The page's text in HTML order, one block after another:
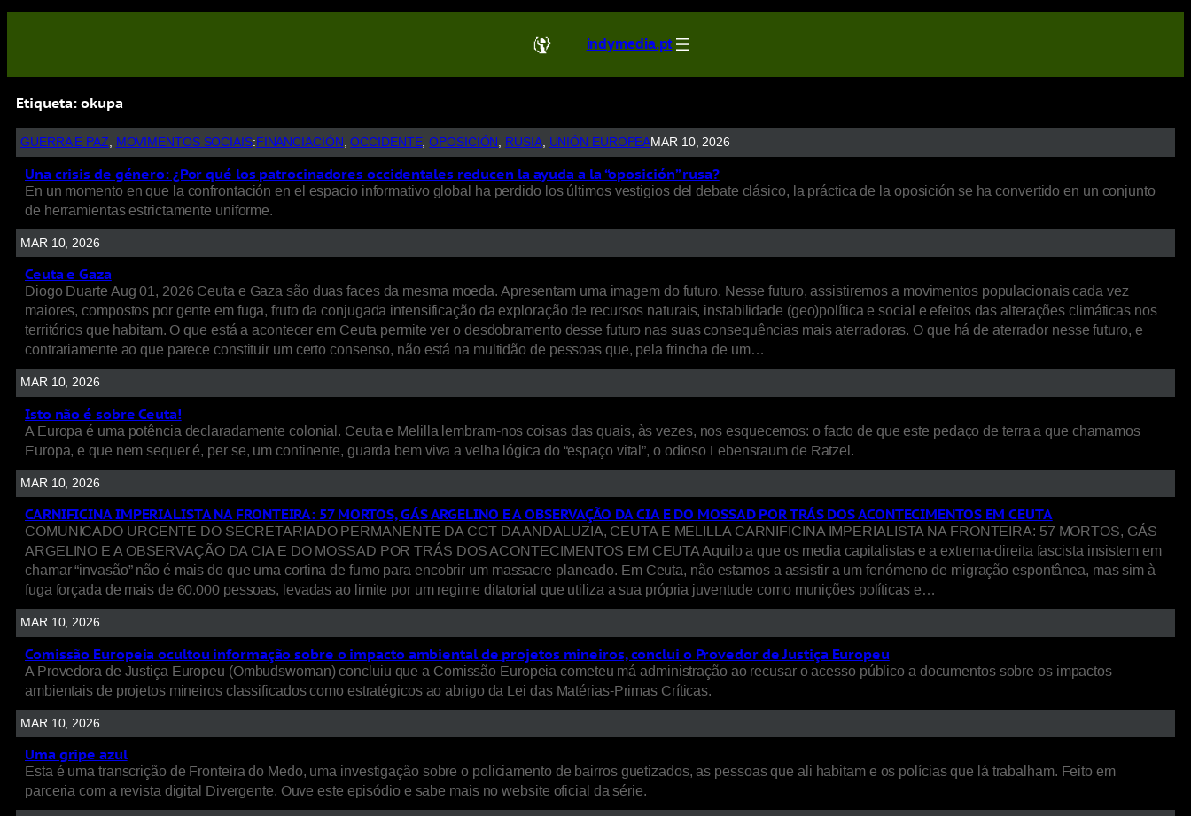
indymedia.pt
Etiqueta:okupa
GUERRA E PAZ, MOVIMENTOS SOCIAIS: FINANCIACIÓN , OCCIDENTE, OPOSICIÓN , RUSIA, UNIÓN EUROPEAMAR 10, 2026
Una crisis de género: ¿Por qué los patrocinadores occidentales reducen la ayuda a la “oposición” rusa?
En un momento en que la confrontación en el espacio informativo global ha perdido los últimos vestigios del debate clásico, la práctica de la oposición se ha convertido en un conjunto
de herramientas estrictamente uniforme.
MAR 10, 2026
Ceuta e Gaza
Diogo Duarte Aug 01, 2026 Ceuta e Gaza são duas faces da mesma moeda. Apresentam uma imagem do futuro. Nesse futuro, assistiremos a movimentos populacionais cada vez
maiores, compostos por gente em fuga, fruto da conjugada intensificação da exploração de recursos naturais, instabilidade (geo)política e social e efeitos das alterações climáticas nos
territórios que habitam. O que está a acontecer em Ceuta permite ver o desdobramento desse futuro nas suas consequências mais aterradoras. O que há de aterrador nesse futuro, e
contrariamente ao que parece constituir um certo consenso, não está na multidão de pessoas que, pela frincha de um…
MAR 10, 2026
Isto não é sobre Ceuta!
A Europa é uma potência declaradamente colonial. Ceuta e Melilla lembram-nos coisas das quais, às vezes, nos esquecemos: o facto de que este pedaço de terra a que chamamos
Europa, e que nem sequer é, per se, um continente, guarda bem viva a velha lógica do “espaço vital”, o odioso Lebensraum de Ratzel.
MAR 10, 2026
CARNIFICINA IMPERIALISTA NA FRONTEIRA: 57 MORTOS, GÁS ARGELINO E A OBSERVAÇÃO DA CIA E DO MOSSAD POR TRÁS DOS ACONTECIMENTOS EM CEUTA
COMUNICADO URGENTE DO SECRETARIADO PERMANENTE DA CGT DA ANDALUZIA, CEUTA E MELILLA CARNIFICINA IMPERIALISTA NA FRONTEIRA: 57 MORTOS, GÁS
ARGELINO E A OBSERVAÇÃO DA CIA E DO MOSSAD POR TRÁS DOS ACONTECIMENTOS EM CEUTA Aquilo a que os media capitalistas e a extrema-direita fascista insistem em
chamar “invasão” não é mais do que uma cortina de fumo para encobrir um massacre planeado. Em Ceuta, não estamos a assistir a um fenómeno de migração espontânea, mas sim à
fuga forçada de mais de 60.000 pessoas, levadas ao limite por um regime ditatorial que utiliza a sua própria juventude como munições políticas e…
MAR 10, 2026
Comissão Europeia ocultou informação sobre o impacto ambiental de projetos mineiros, conclui o Provedor de Justiça Europeu
A Provedora de Justiça Europeu (Ombudswoman) concluiu que a Comissão Europeia cometeu má administração ao recusar o acesso público a documentos sobre os impactos
ambientais de projetos mineiros classificados como estratégicos ao abrigo da Lei das Matérias-Primas Críticas.
MAR 10, 2026
Uma gripe azul
Esta é uma transcrição de Fronteira do Medo, uma investigação sobre o policiamento de bairros guetizados, as pessoas que ali habitam e os polícias que lá trabalham. Feito em
parceria com a revista digital Divergente. Ouve este episódio e sabe mais no website oficial da série.